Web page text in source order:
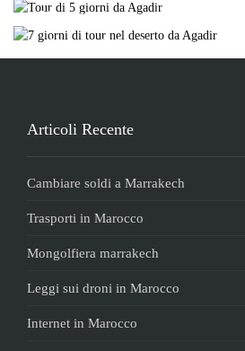
Viaggio nel sud-est del Marocco via
e il deserto
GIORNI DA
Viaggio da Agadir al deserto via
Essaouira e le montagne
Articoli Recente
Cambiare soldi a Marrakech
Trasporti in Marocco
Mongolfiera marrakech
Leggi sui droni in Marocco
Internet in Marocco